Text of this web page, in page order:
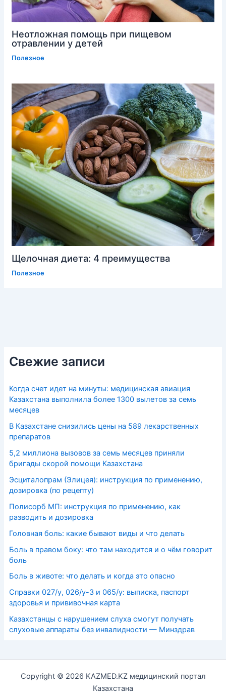
Неотложная помощь при пищевом
отравлении у детей
Полезное
Щелочная диета: 4 преимущества
Полезное
Свежие записи
Когда счет идет на минуты: медицинская авиация
Казахстана выполнила более 1300 вылетов за семь
месяцев
В Казахстане снизились цены на 589 лекарственных
препаратов
5,2 миллиона вызовов за семь месяцев приняли
бригады скорой помощи Казахстана
Эсциталопрам (Элицея): инструкция по применению,
дозировка (по рецепту)
Полисорб МП: инструкция по применению, как
разводить и дозировка
Головная боль: какие бывают виды и что делать
Боль в правом боку: что там находится и о чём говорит
боль
Боль в животе: что делать и когда это опасно
Справки 027/у, 026/у-3 и 065/у: выписка, паспорт
здоровья и прививочная карта
Казахстанцы с нарушением слуха смогут получать
слуховые аппараты без инвалидности — Минздрав
Copyright © 2026 KAZMED.KZ медицинский портал
Казахстана